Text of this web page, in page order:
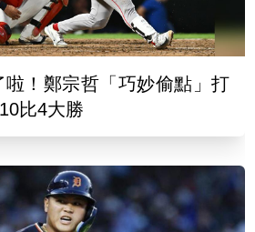
啦！鄭宗哲「巧妙偷點」打
比4大勝